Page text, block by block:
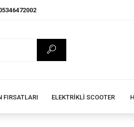
FIRSATLARI ELEKTRİKLİ SCOOTER